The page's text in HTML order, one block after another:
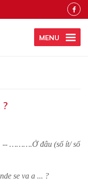
MENU
-- ……….Ở đâu (số ít/ số
se va a ... ?